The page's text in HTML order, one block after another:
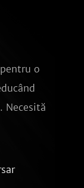
o
Necesită